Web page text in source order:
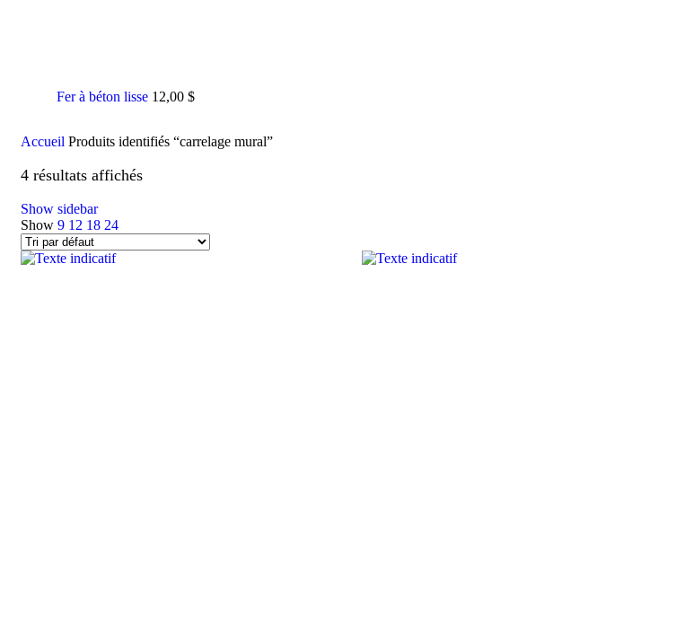
Fer à béton lisse 12,00 $
Accueil Produits identifiés “carrelage mural”
4 résultats affichés
Show sidebar
Show 9 12 18 24